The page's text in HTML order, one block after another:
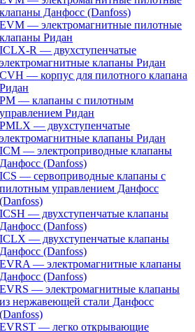
клапаны Данфосс (Danfoss)
EVM — электромагнитные пилотные
клапаны Ридан
ICLX-R — двухступенчатые
электромагнитные клапаны Ридан
CVH — корпус для пилотного клапана
Ридан
PM — клапаны с пилотным
управлением Ридан
PMLX — двухступенчатые
электромагнитные клапаны Ридан
ICM — электроприводные клапаны
Данфосс (Danfoss)
ICS — сервоприводные клапаны с
пилотным управлением Данфосс
(Danfoss)
ICSH — двухступенчатые клапаны
Данфосс (Danfoss)
ICLX — двухступенчатые клапаны
Данфосс (Danfoss)
EVRA — электромагнитные клапаны
Данфосс (Danfoss)
EVRS — электромагнитные клапаны
из нержавеющей стали Данфосс
(Danfoss)
EVRST — легко открывающие